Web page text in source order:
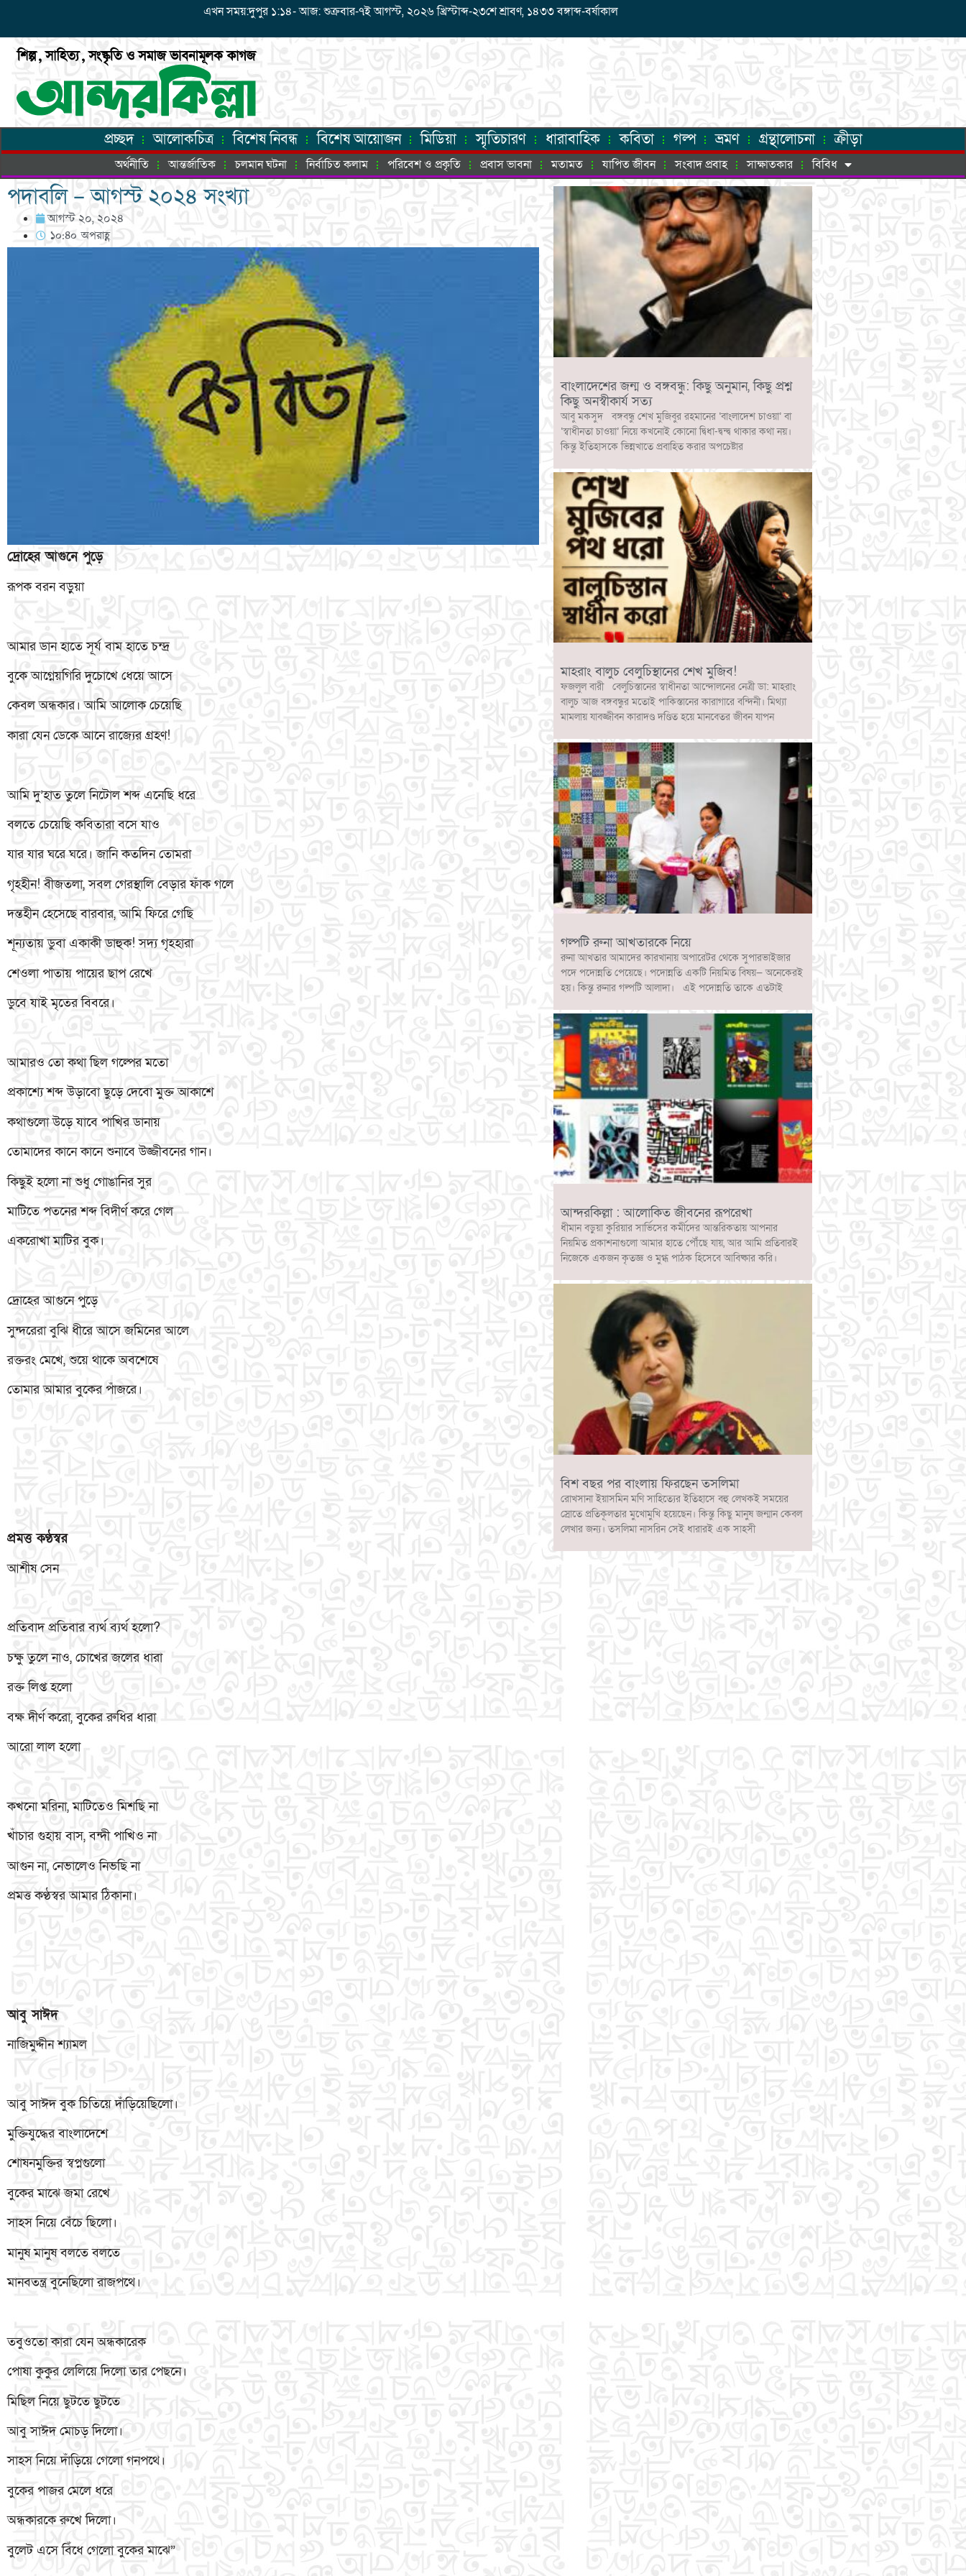
এখন সময়:দুপুর ১:১৪- আজ: শুক্রবার-৭ই আগস্ট, ২০২৬ খ্রিস্টাব্দ-২৩শে শ্রাবণ, ১৪৩৩ বঙ্গাব্দ-বর্ষাকাল
প্রচ্ছদ আলোকচিত্র বিশেষ নিবন্ধ বিশেষ আয়োজন মিডিয়া স্মৃতিচারণ ধারাবাহিক কবিতা গল্প ভ্রমণ গ্রন্থালোচনা ক্রীড়া
অর্থনীতি আন্তর্জাতিক চলমান ঘটনা নির্বাচিত কলাম পরিবেশ ও প্রকৃতি প্রবাস ভাবনা মতামত যাপিত জীবন সংবাদ প্রবাহ সাক্ষাতকার বিবিধ
পদাবলি – আগস্ট ২০২৪ সংখ্যা
আগস্ট ২০, ২০২৪
১০:৪০ অপরাহ্ণ
দ্রোহের আগুনে পুড়ে
রূপক বরন বড়ুয়া
আমার ডান হাতে সূর্য বাম হাতে চন্দ্র
বুকে আগ্নেয়গিরি দুচোখে ধেয়ে আসে
কেবল অন্ধকার। আমি আলোক চেয়েছি
কারা যেন ডেকে আনে রাজ্যের গ্রহণ!
আমি দু’হাত তুলে নিটোল শব্দ এনেছি ধরে
বলতে চেয়েছি কবিতারা বসে যাও
যার যার ঘরে ঘরে। জানি কতদিন তোমরা
গৃহহীন! বীজতলা, সবল গেরস্থালি বেড়ার ফাঁক গলে
দন্তহীন হেসেছে বারবার, আমি ফিরে গেছি
শূন্যতায় ডুবা একাকী ডাহুক! সদ্য গৃহহারা
শেওলা পাতায় পায়ের ছাপ রেখে
ডুবে যাই মৃতের বিবরে।
আমারও তো কথা ছিল গল্পের মতো
প্রকাশ্যে শব্দ উড়াবো ছুড়ে দেবো মুক্ত আকাশে
কথাগুলো উড়ে যাবে পাখির ডানায়
তোমাদের কানে কানে শুনাবে উজ্জীবনের গান।
কিছুই হলো না শুধু গোঙানির সুর
মাটিতে পতনের শব্দ বিদীর্ণ করে গেল
একরোখা মাটির বুক।
দ্রোহের আগুনে পুড়ে
সুন্দরেরা বুঝি ধীরে আসে জমিনের আলে
রক্তরং মেখে, শুয়ে থাকে অবশেষে
তোমার আমার বুকের পাঁজরে।
প্রমত্ত কণ্ঠস্বর
আশীষ সেন
প্রতিবাদ প্রতিবার ব্যর্থ ব্যর্থ হলো?
চক্ষু তুলে নাও, চোখের জলের ধারা
রক্ত লিপ্ত হলো
বক্ষ দীর্ণ করো, বুকের রুধির ধারা
আরো লাল হলো
কখনো মরিনা, মাটিতেও মিশছি না
খাঁচার গুহায় বাস, বন্দী পাখিও না
আগুন না, নেভালেও নিভছি না
প্রমত্ত কণ্ঠস্বর আমার ঠিকানা।
আবু সাঈদ
নাজিমুদ্দীন শ্যামল
আবু সাঈদ বুক চিতিয়ে দাঁড়িয়েছিলো।
মুক্তিযুদ্ধের বাংলাদেশে
শোষনমুক্তির স্বপ্নগুলো
বুকের মাঝে জমা রেখে
সাহস নিয়ে বেঁচে ছিলো।
মানুষ মানুষ বলতে বলতে
মানবতন্ত্র বুনেছিলো রাজপথে।
তবুওতো কারা যেন অন্ধকারেক
পোষা কুকুর লেলিয়ে দিলো তার পেছনে।
মিছিল নিয়ে ছুটতে ছুটতে
আবু সাঈদ মোচড় দিলো।
সাহস নিয়ে দাঁড়িয়ে গেলো গনপথে।
বুকের পাজর মেলে ধরে
অন্ধকারকে রুখে দিলো।
বুলেট এসে বিঁধে গেলো বুকের মাঝে”
বাংলাদেশের জন্ম ও বঙ্গবন্ধু: কিছু অনুমান, কিছু প্রশ্ন
কিছু অনস্বীকার্য সত্য
আবু মকসুদ বঙ্গবন্ধু শেখ মুজিবুর রহমানের ‘বাংলাদেশ চাওয়া’ বা
‘স্বাধীনতা চাওয়া’ নিয়ে কখনোই কোনো দ্বিধা-দ্বন্দ্ব থাকার কথা নয়।
কিন্তু ইতিহাসকে ভিন্নখাতে প্রবাহিত করার অপচেষ্টার
মাহরাং বালুচ বেলুচিস্থানের শেখ মুজিব!
ফজলুল বারী বেলুচিস্তানের স্বাধীনতা আন্দোলনের নেত্রী ডা: মাহরাং
বালুচ আজ বঙ্গবন্ধুর মতোই পাকিস্তানের কারাগারে বন্দিনী। মিথ্যা
মামলায় যাবজ্জীবন কারাদণ্ড দণ্ডিত হয়ে মানবেতর জীবন যাপন
গল্পটি রুনা আখতারকে নিয়ে
রুনা আখতার আমাদের কারখানায় অপারেটর থেকে সুপারভাইজার
পদে পদোন্নতি পেয়েছে। পদোন্নতি একটি নিয়মিত বিষয়— অনেকেরই
হয়। কিন্তু রুনার গল্পটি আলাদা। এই পদোন্নতি তাকে এতটাই
আন্দরকিল্লা : আলোকিত জীবনের রূপরেখা
ধীমান বড়ুয়া কুরিয়ার সার্ভিসের কর্মীদের আন্তরিকতায় আপনার
নিয়মিত প্রকাশনাগুলো আমার হাতে পৌঁছে যায়, আর আমি প্রতিবারই
নিজেকে একজন কৃতজ্ঞ ও মুগ্ধ পাঠক হিসেবে আবিষ্কার করি।
বিশ বছর পর বাংলায় ফিরছেন তসলিমা
রোখসানা ইয়াসমিন মণি সাহিত্যের ইতিহাসে বহু লেখকই সময়ের
স্রোতে প্রতিকূলতার মুখোমুখি হয়েছেন। কিন্তু কিছু মানুষ জন্মান কেবল
লেখার জন্য। তসলিমা নাসরিন সেই ধারারই এক সাহসী